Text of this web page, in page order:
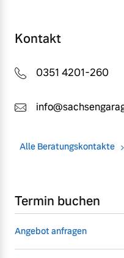
Kontakt
0351 4201-260
Alle Beratungskontakte
Termin buchen
Angebot anfragen